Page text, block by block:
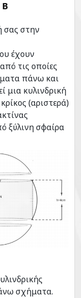
σας στην
έχουν
τις οποίες
πάνω και
μια κυλινδρική
(αριστερά)
ξύλινη σφαίρα
σχήματα.